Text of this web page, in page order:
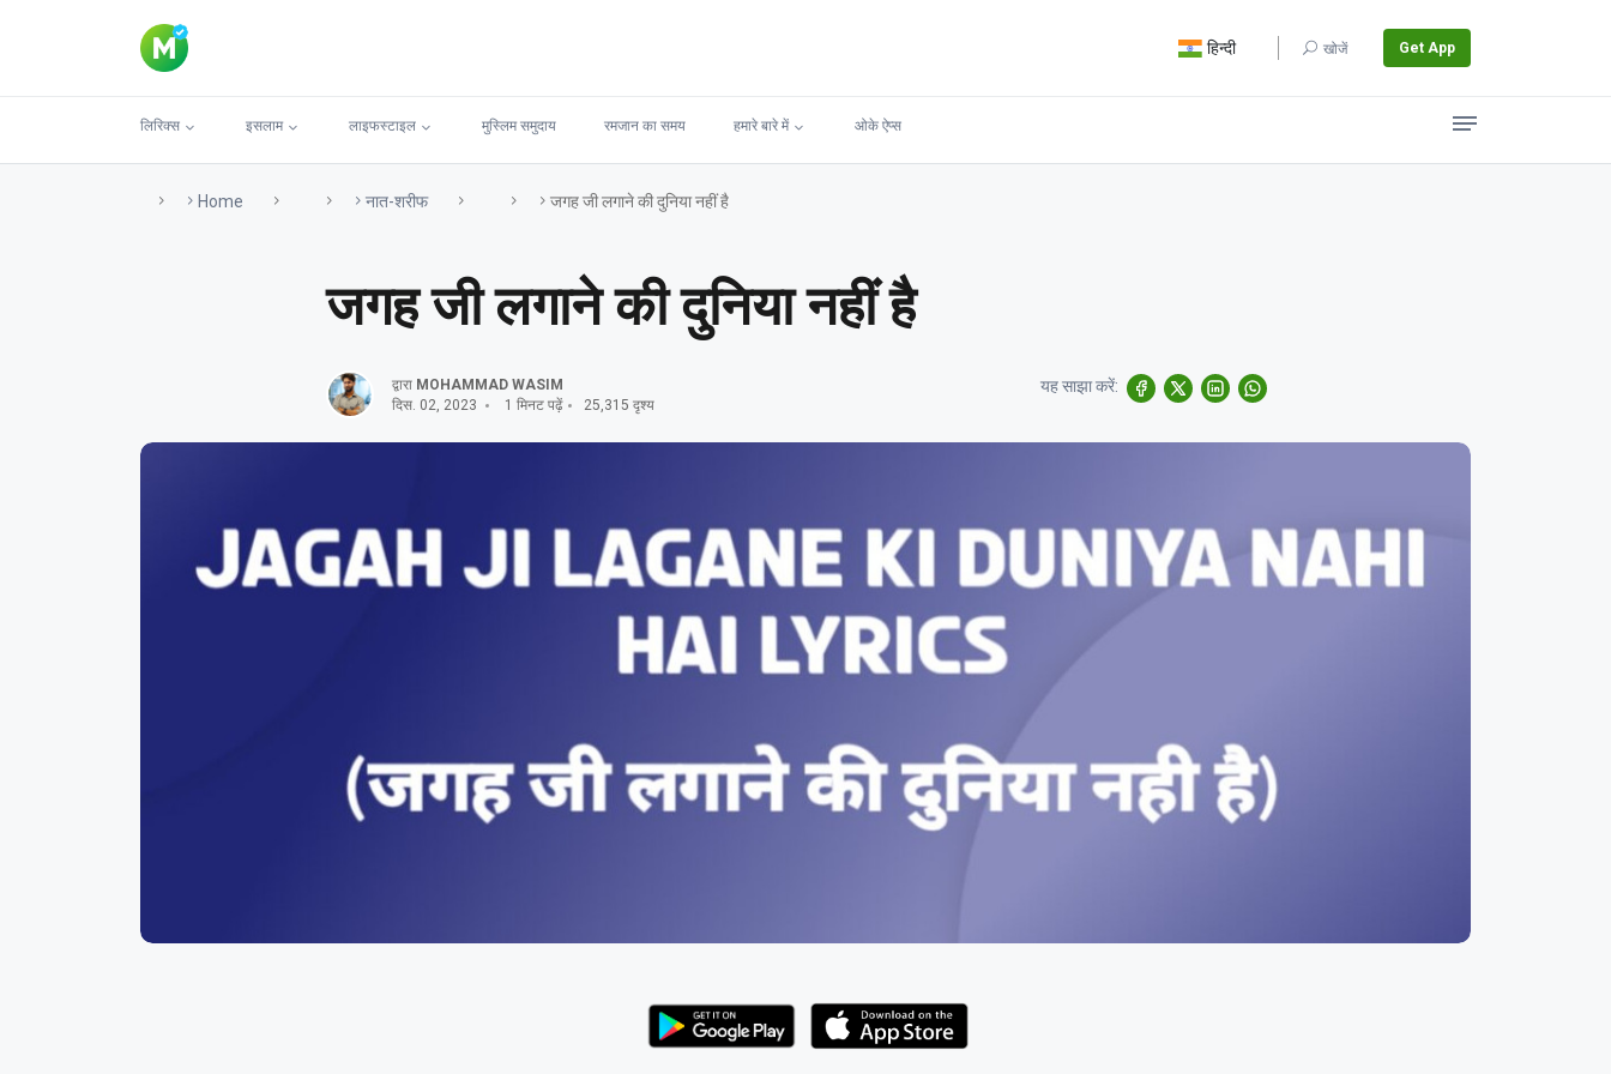
हिन्दी खोजें Get App
लिरिक्स इसलाम लाइफस्टाइल मुस्लिम समुदाय रमजान का समय हमारे बारे में ओके ऐप्स
Home नात-शरीफ जगह जी लगाने की दुनिया नहीं है
जगह जी लगाने की दुनिया नहीं है
द्वारा MOHAMMAD WASIM
दिस. 02, 2023
1 मिनट पढ़ें 25,315 दृश्य
यह साझा करें: